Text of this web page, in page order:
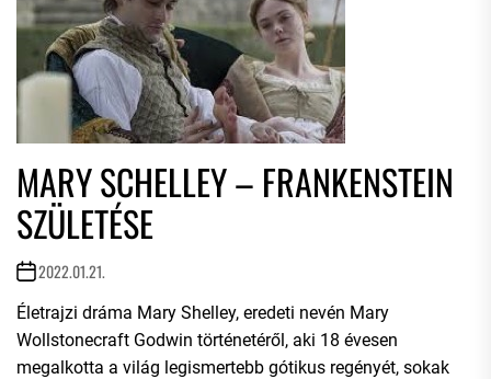
MARY SCHELLEY – FRANKENSTEIN
SZÜLETÉSE
2022.01.21.
Életrajzi dráma Mary Shelley, eredeti nevén Mary
Wollstonecraft Godwin történetéről, aki 18 évesen
megalkotta a világ legismertebb gótikus regényét, sokak